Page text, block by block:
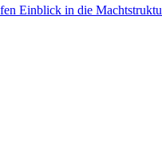
Einblick in die